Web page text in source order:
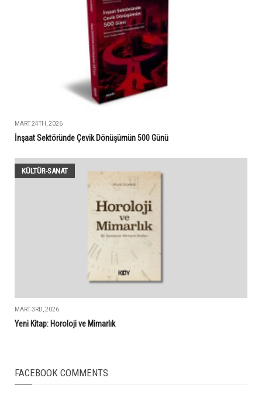
MART 24TH, 2026
İnşaat Sektöründe Çevik Dönüşümün 500 Günü
KÜLTÜR-SANAT
MART 3RD, 2026
Yeni Kitap: Horoloji ve Mimarlık
FACEBOOK COMMENTS